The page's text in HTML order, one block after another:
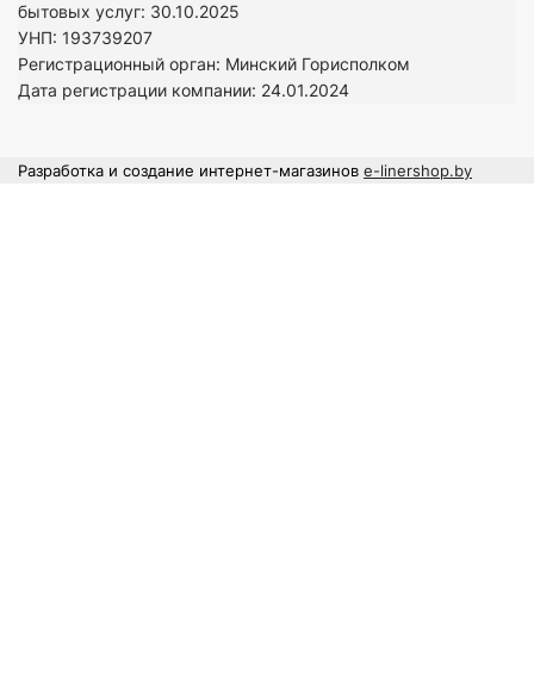
бытовых услуг: 30.10.2025
УНП: 193739207
Регистрационный орган: Минский Горисполком
Дата регистрации компании: 24.01.2024
Разработка и создание интернет-магазинов e-linershop.by